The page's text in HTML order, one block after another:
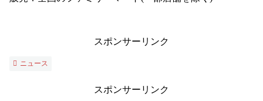
スポンサーリンク
ニュース
スポンサーリンク